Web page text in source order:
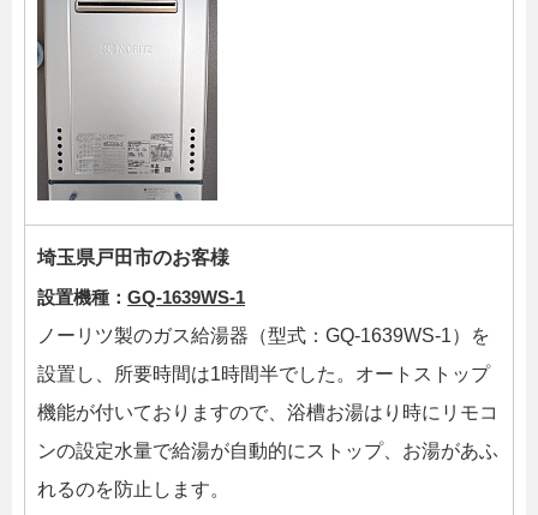
埼玉県戸田市のお客様
設置機種： GQ-1639WS-1
ノーリツ製のガス給湯器（型式：GQ-1639WS-1）を
設置し、所要時間は1時間半でした。オートストップ
機能が付いておりますので、浴槽お湯はり時にリモコ
ンの設定水量で給湯が自動的にストップ、お湯があふ
れるのを防止します。